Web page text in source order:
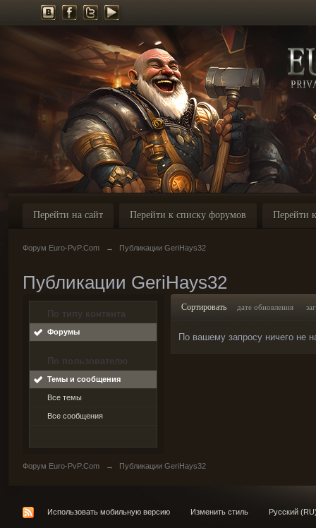
Перейти на сайт Перейти к списку форумов Перейти
Форум Euro-PvP.Com → Публикации GeriHays32
Публикации GeriHays32
По типу контента
Форумы
По пользователю
Темы и сообщения
Все темы
Все сообщения
Сортировать дате обновления
По вашему запросу ничего не
Форум Euro-PvP.Com → Публикации GeriHays32
Использовать мобильную версию Изменить стиль Русский